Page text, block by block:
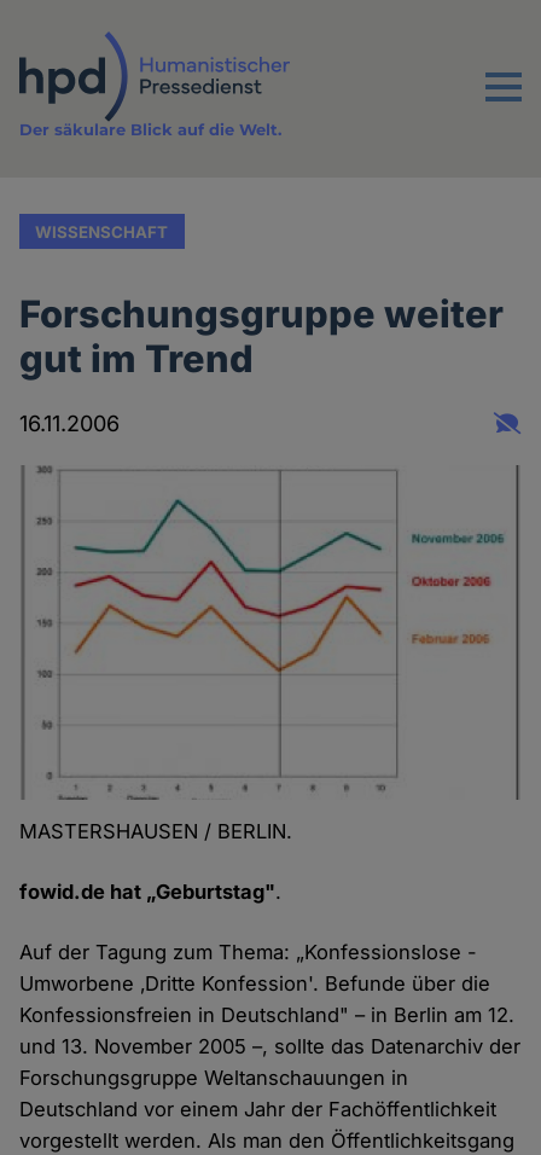
Inhalt
Menu
Der säkulare Blick auf die Welt.
WISSENSCHAFT
Forschungsgruppe weiter
gut im Trend
16.11.2006
MASTERSHAUSEN / BERLIN.
fowid.de hat „Geburtstag".
Auf der Tagung zum Thema: „Konfessionslose -
Umworbene ‚Dritte Konfession'. Befunde über die
Konfessionsfreien in Deutschland" – in Berlin am 12.
und 13. November 2005 –, sollte das Datenarchiv der
Forschungsgruppe Weltanschauungen in
Deutschland vor einem Jahr der Fachöffentlichkeit
vorgestellt werden. Als man den Öffentlichkeitsgang